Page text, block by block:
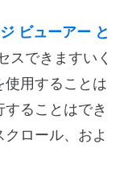
ビューアー と
スできますいく
使用することは
ることはでき
ロール、およ